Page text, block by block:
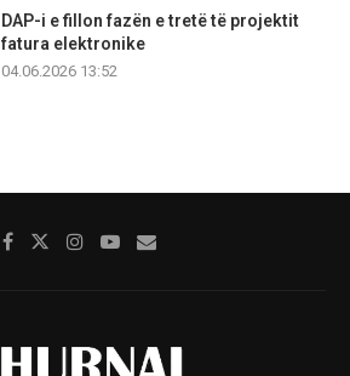
DAP-i e fillon fazën e tretë të projektit
fatura elektronike
04.06.2026 13:52